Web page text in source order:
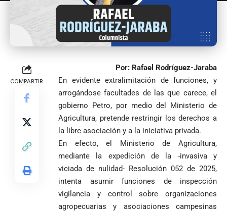
COMPARTIR
Por: Rafael Rodríguez-Jaraba
En evidente extralimitación de funciones, y
arrogándose facultades de las que carece, el
gobierno Petro, por medio del Ministerio de
Agricultura, pretende restringir los derechos a
la libre asociación y a la iniciativa privada.
En efecto, el Ministerio de Agricultura,
mediante la expedición de la -invasiva y
viciada de nulidad- Resolución 052 de 2025,
intenta asumir funciones de inspección
vigilancia y control sobre organizaciones
agropecuarias y asociaciones campesinas